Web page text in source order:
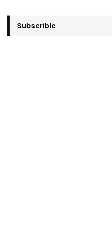
Subscrible